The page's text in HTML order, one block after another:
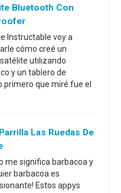
Bluetooth Con
Instructable voy a
cómo creé un
utilizando
y un tablero de
primero que miré fue el
Las Ruedas De
me significa barbacoa y
barbacoa es
Estos appys